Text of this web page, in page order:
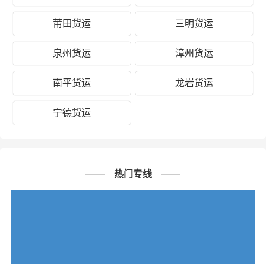
莆田货运 三明货运
泉州货运 漳州货运
南平货运 龙岩货运
宁德货运
热门专线